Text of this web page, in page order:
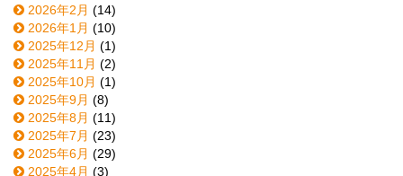
2026年2月 (14)
2026年1月 (10)
2025年12月 (1)
2025年11月 (2)
2025年10月 (1)
2025年9月 (8)
2025年8月 (11)
2025年7月 (23)
2025年6月 (29)
2025年4月 (3)